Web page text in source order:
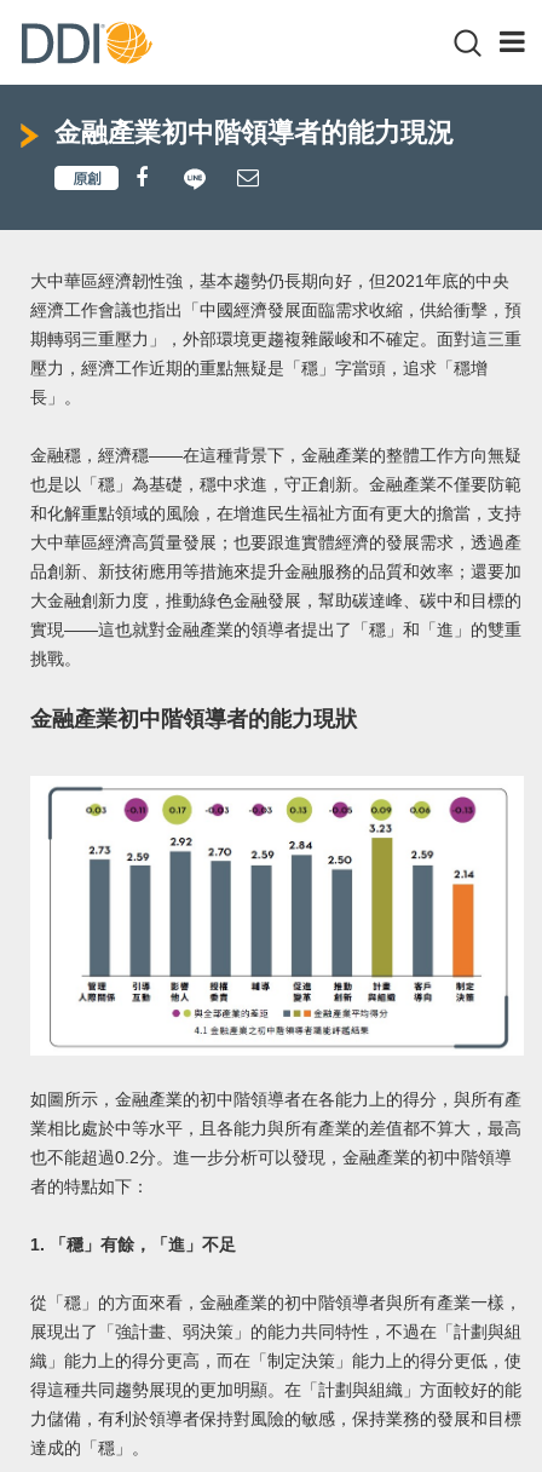
金融產業初中階領導者的能力現況
大中華區經濟韌性強，基本趨勢仍長期向好，但2021年底的中央
經濟工作會議也指出「中國經濟發展面臨需求收縮，供給衝擊，預
期轉弱三重壓力」，外部環境更趨複雜嚴峻和不確定。面對這三重
壓力，經濟工作近期的重點無疑是「穩」字當頭，追求「穩增
長」。
金融穩，經濟穩——在這種背景下，金融產業的整體工作方向無疑
也是以「穩」為基礎，穩中求進，守正創新。金融產業不僅要防範
和化解重點領域的風險，在增進民生福祉方面有更大的擔當，支持
大中華區經濟高質量發展；也要跟進實體經濟的發展需求，透過產
品創新、新技術應用等措施來提升金融服務的品質和效率；還要加
大金融創新力度，推動綠色金融發展，幫助碳達峰、碳中和目標的
實現——這也就對金融產業的領導者提出了「穩」和「進」的雙重
挑戰。
金融產業初中階領導者的能力現狀
如圖所示，金融產業的初中階領導者在各能力上的得分，與所有產
業相比處於中等水平，且各能力與所有產業的差值都不算大，最高
也不能超過0.2分。進一步分析可以發現，金融產業的初中階領導
者的特點如下：
1. 「穩」有餘，「進」不足
從「穩」的方面來看，金融產業的初中階領導者與所有產業一樣，
展現出了「強計畫、弱決策」的能力共同特性，不過在「計劃與組
織」能力上的得分更高，而在「制定決策」能力上的得分更低，使
得這種共同趨勢展現的更加明顯。在「計劃與組織」方面較好的能
力儲備，有利於領導者保持對風險的敏感，保持業務的發展和目標
達成的「穩」。